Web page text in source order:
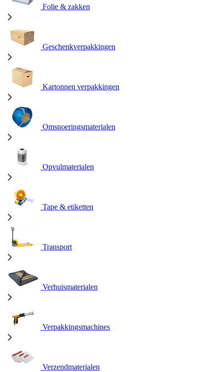
Folie & zakken
Geschenkverpakkingen
Kartonnen verpakkingen
Omsnoeringsmaterialen
Opvulmaterialen
Tape & etiketten
Transport
Verhuismaterialen
Verpakkingsmachines
Verzendmaterialen